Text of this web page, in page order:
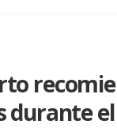
durante